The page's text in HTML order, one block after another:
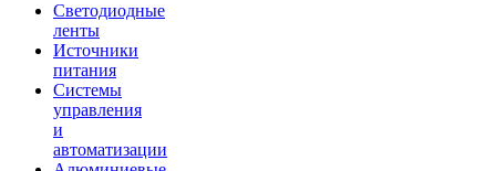
Светодиодные
ленты
Источники
питания
Системы
управления
и
автоматизации